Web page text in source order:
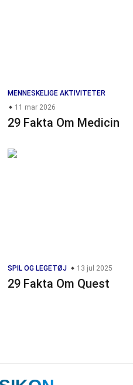
MENNESKELIGE AKTIVITETER
11 mar 2026
29 Fakta Om Medicin
SPIL OG LEGETØJ 13 jul 2025
29 Fakta Om Quest